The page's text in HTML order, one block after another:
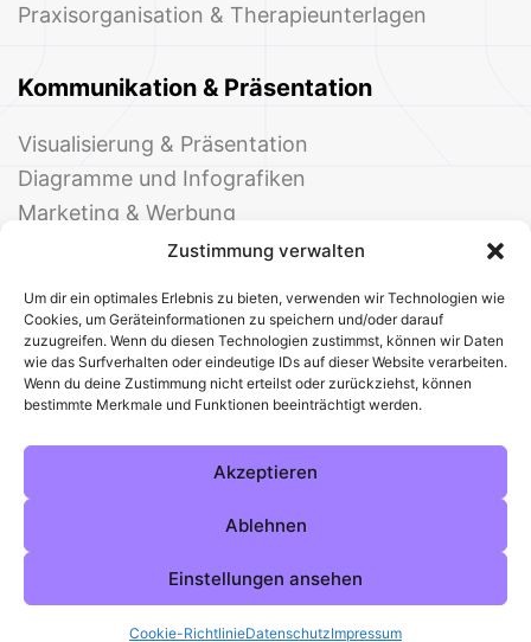
Zustimmung verwalten
Um dir ein optimales Erlebnis zu bieten, verwenden wir Technologien wie
Cookies, um Geräteinformationen zu speichern und/oder darauf
zuzugreifen. Wenn du diesen Technologien zustimmst, können wir Daten
wie das Surfverhalten oder eindeutige IDs auf dieser Website verarbeiten.
Wenn du deine Zustimmung nicht erteilst oder zurückziehst, können
bestimmte Merkmale und Funktionen beeinträchtigt werden.
Akzeptieren
Ablehnen
Einstellungen ansehen
Cookie-RichtlinieDatenschutzImpressum
Praxisorganisation & Therapieunterlagen
Kommunikation & Präsentation
Visualisierung & Präsentation
Diagramme und Infografiken
Marketing & Werbung
Events & Einladungen
© 2025 Deine Welt der Office-Vorlagen
Alle VorlagenÜber unsKontakt
DatenschutzCookies